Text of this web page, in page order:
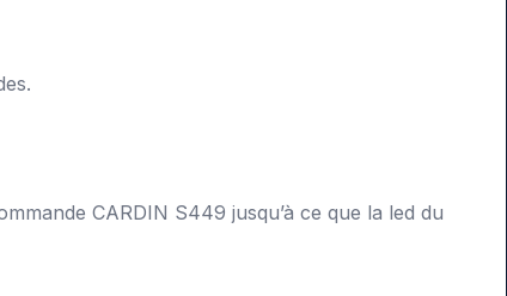
CARDIN S449 jusqu’à ce que la led du